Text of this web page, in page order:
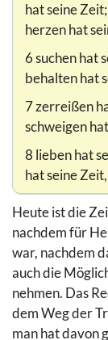
hat seine
herzen hat
6 suchen hat
behalten hat
7 zerreißen
schweigen
8 lieben hat
hat seine
Heute ist die
nachdem für
war, nachdem
auch die
nehmen. Das
dem Weg der
man hat davon